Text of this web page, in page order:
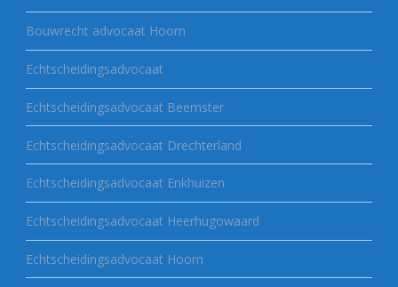
Bouwrecht advocaat Hoorn
Echtscheidingsadvocaat
Echtscheidingsadvocaat Beemster
Echtscheidingsadvocaat Drechterland
Echtscheidingsadvocaat Enkhuizen
Echtscheidingsadvocaat Heerhugowaard
Echtscheidingsadvocaat Hoorn